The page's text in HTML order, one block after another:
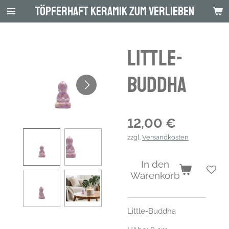
Zum
Hauptinhalt
Töpferhaft Keramik zum Verlieben
Little-
Buddha
12,00 €
zzgl. Versandkosten
In den
Warenkorb
Little-Buddha